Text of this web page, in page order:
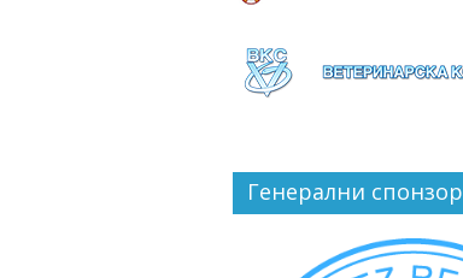
Генерални спонзор